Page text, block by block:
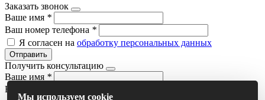
Заказать звонок
Ваше имя *
Ваш номер телефона *
Я согласен на обработку персональных данных
Отправить
Получить консультацию
Ваше имя *
Ваш номер телефона
Мы используем cookie